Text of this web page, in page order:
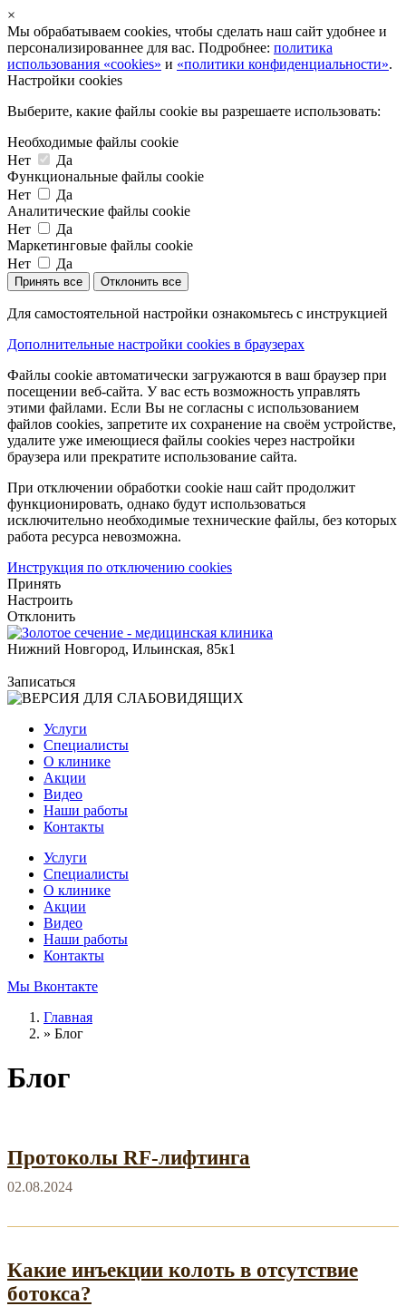
×
Мы обрабатываем cookies, чтобы сделать наш сайт удобнее и
персонализированнее для вас. Подробнее: политика
использования «cookies» и «политики конфиденциальности».
Настройки cookies
Выберите, какие файлы cookie вы разрешаете использовать:
Необходимые файлы cookie
Нет
Да
Функциональные файлы cookie
Нет
Да
Аналитические файлы cookie
Нет
Да
Маркетинговые файлы cookie
Нет
Да
Принять все Отклонить все
Для самостоятельной настройки ознакомьтесь с инструкцией
Дополнительные настройки cookies в браузерах
Файлы cookie автоматически загружаются в ваш браузер при
посещении веб-сайта. У вас есть возможность управлять
этими файлами. Если Вы не согласны с использованием
файлов cookies, запретите их сохранение на своём устройстве,
удалите уже имеющиеся файлы cookies через настройки
браузера или прекратите использование сайта.
При отключении обработки cookie наш сайт продолжит
функционировать, однако будут использоваться
исключительно необходимые технические файлы, без которых
работа ресурса невозможна.
Инструкция по отключению cookies
Принять
Настроить
Отклонить
Нижний Новгород, Ильинская, 85к1
Записаться
Услуги
Специалисты
О клинике
Акции
Видео
Наши работы
Контакты
Услуги
Специалисты
О клинике
Акции
Видео
Наши работы
Контакты
Мы Вконтакте
Главная
» Блог
Блог
Протоколы RF-лифтинга
02.08.2024
Какие инъекции колоть в отсутствие
ботокса?